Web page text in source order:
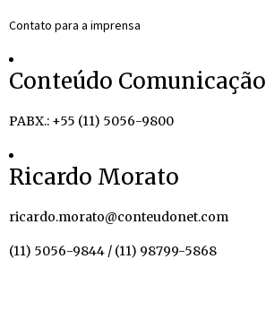
Contato para a imprensa
Conteúdo Comunicação
PABX.: +55 (11) 5056-9800
Ricardo Morato
ricardo.morato@conteudonet.com
(11) 5056-9844 / (11) 98799-5868